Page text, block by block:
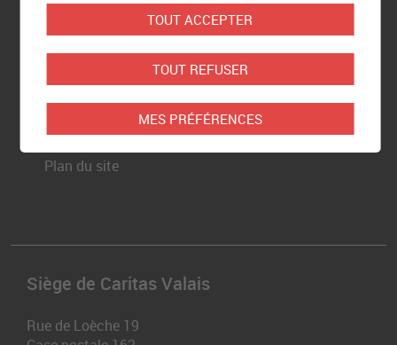
Partenaires
Mentions légales
Plan du site
Siège de Caritas Valais
Rue de Loèche 19
TOUT ACCEPTER
TOUT REFUSER
MES PRÉFÉRENCES